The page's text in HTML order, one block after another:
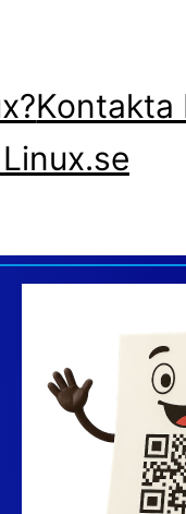
Kontakta